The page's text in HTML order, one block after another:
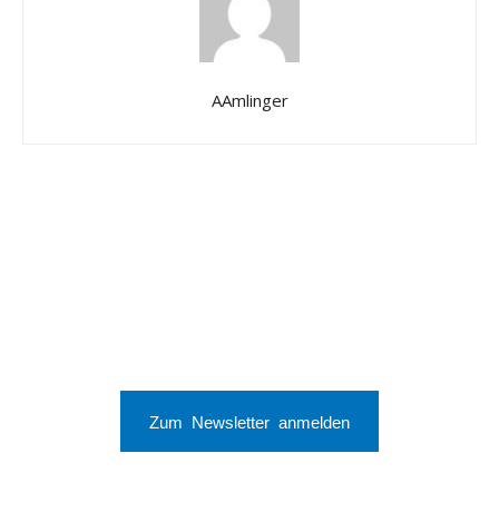
AAmlinger
Zum Newsletter anmelden